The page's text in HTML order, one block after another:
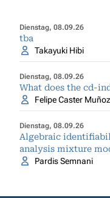
Dienstag, 08.09.26
tba
Takayuki Hibi
Dienstag, 08.09.26
What does the cd-
Felipe Caster Muñoz
Dienstag, 08.09.26
Algebraic
analysis mixture
Pardis Semnani